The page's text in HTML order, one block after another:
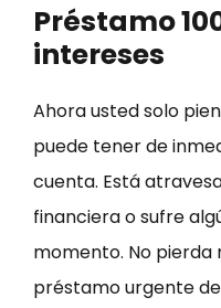
Préstamo
intereses
Ahora usted solo
puede tener de
cuenta. Está
financiera o sufre
momento. No pierda
préstamo urgente